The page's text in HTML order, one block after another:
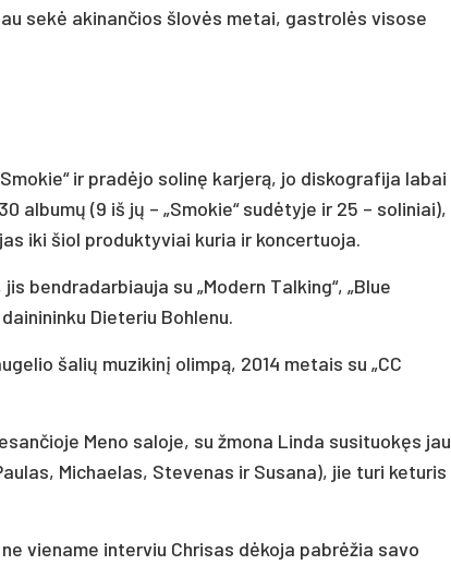
sekė akinančios šlovės metai, gastrolės visose
ir pradėjo solinę karjerą, jo diskografija labai
albumų (9 iš jų – „Smokie“ sudėtyje ir 25 – soliniai),
iki šiol produktyviai kuria ir koncertuoja.
bendradarbiauja su „Modern Talking“, „Blue
Dieteriu Bohlenu.
šalių muzikinį olimpą, 2014 metais su „CC
Meno saloje, su žmona Linda susituokęs jau
Michaelas, Stevenas ir Susana), jie turi keturis
viename interviu Chrisas dėkoja pabrėžia savo